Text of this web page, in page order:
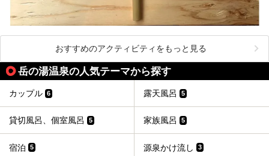
おすすめのアクティビティをもっと見る
岳の湯温泉の人気テーマから探す
カップル 6 露天風呂 5
貸切風呂、個室風呂 5 家族風呂 5
宿泊 5 源泉かけ流し 3